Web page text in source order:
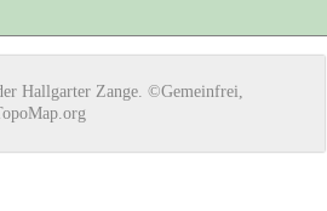
Hallgarter Zange. ©Gemeinfrei,